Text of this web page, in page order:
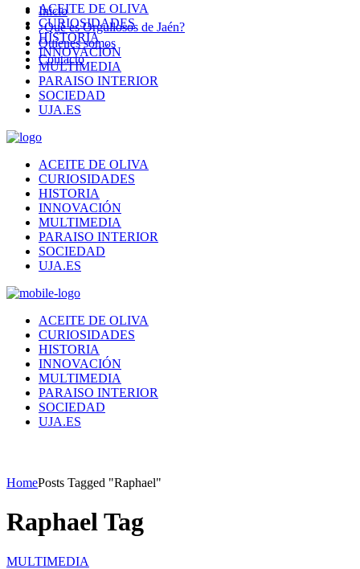
Inicio
¿Qué es Orgullosos de Jaén?
Quienes somos
Contacto
ACEITE DE OLIVA
CURIOSIDADES
HISTORIA
INNOVACIÓN
MULTIMEDIA
PARAISO INTERIOR
SOCIEDAD
UJA.ES
ACEITE DE OLIVA
CURIOSIDADES
HISTORIA
INNOVACIÓN
MULTIMEDIA
PARAISO INTERIOR
SOCIEDAD
UJA.ES
ACEITE DE OLIVA
CURIOSIDADES
HISTORIA
INNOVACIÓN
MULTIMEDIA
PARAISO INTERIOR
SOCIEDAD
UJA.ES
HomePosts Tagged "Raphael"
Raphael Tag
MULTIMEDIA